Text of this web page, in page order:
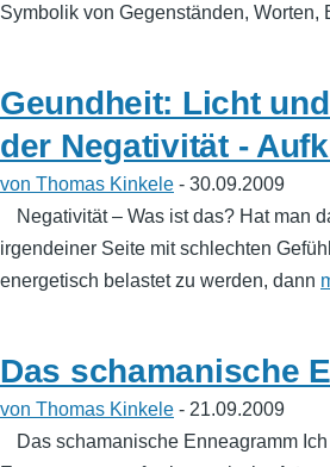
Symbolik von Gegenständen, Worten,
Geundheit: Licht
der Negativität -
von Thomas Kinkele - 30.09.2009
Negativität – Was ist das? Hat man
irgendeiner Seite mit schlechten
energetisch belastet zu werden, dann
Das schamanische
von Thomas Kinkele - 21.09.2009
Das schamanische Enneagramm